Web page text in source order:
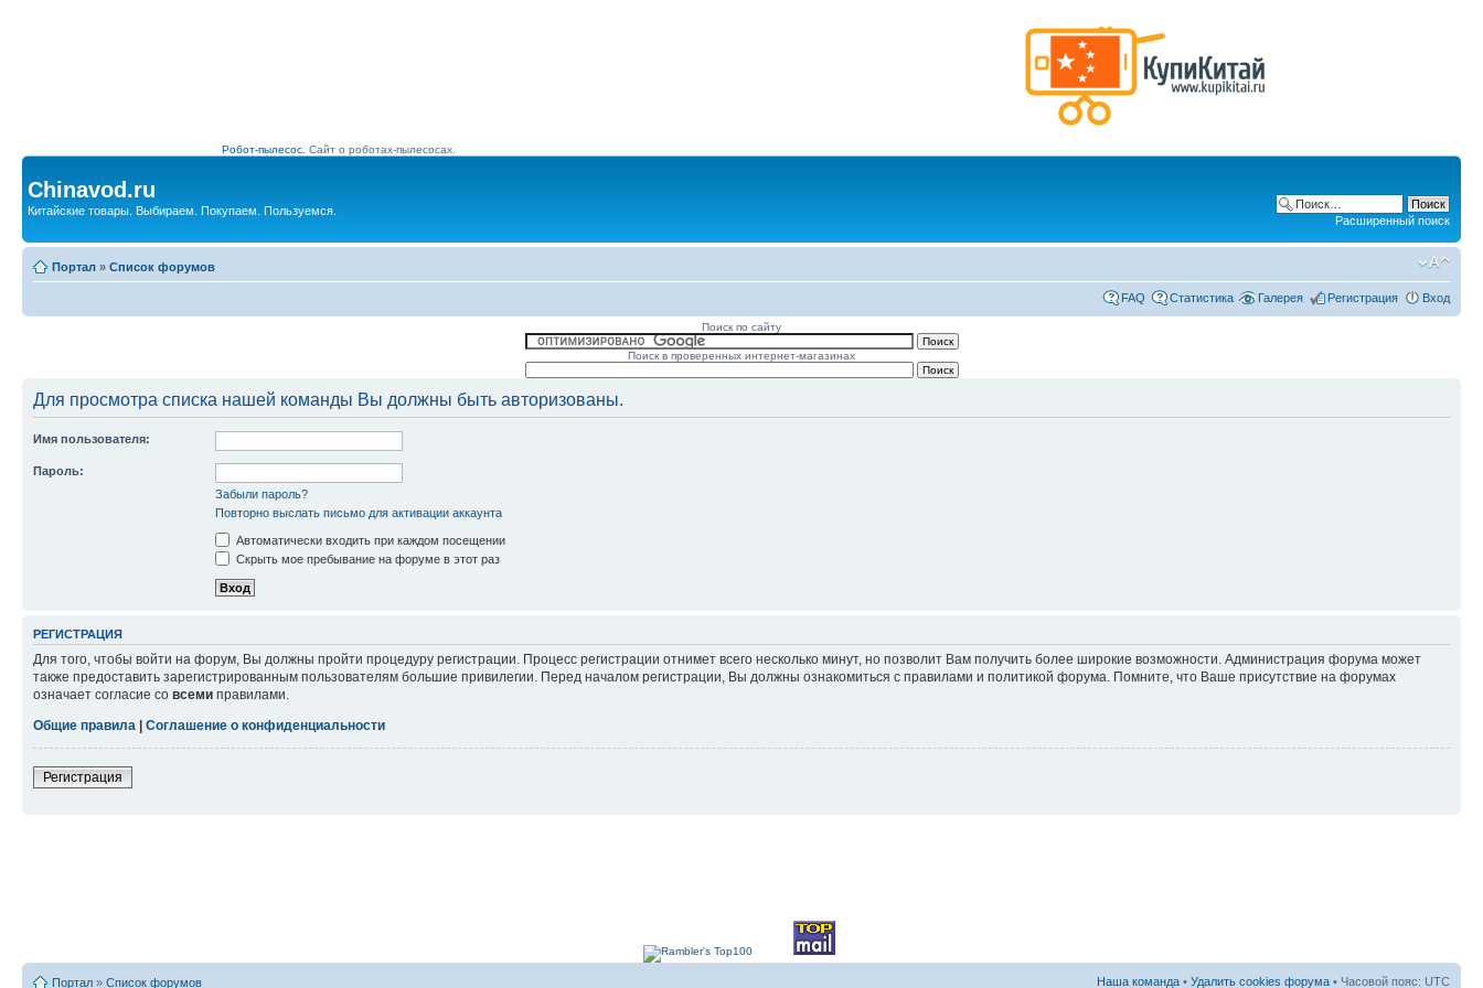
Робот-пылесос. Сайт о роботах-пылесосах.
Chinavod.ru
Китайские товары. Выбираем. Покупаем. Пользуемся.
Расширенный поиск
Портал » Список форумов
FAQ Статистика Галерея Регистрация Вход
Поиск по сайту
Поиск в проверенных интернет-магазинах
Для просмотра списка нашей команды Вы должны быть авторизованы.
Имя пользователя:
Пароль:
Забыли пароль?
Повторно выслать письмо для активации аккаунта
Автоматически входить при каждом посещении
Скрыть мое пребывание на форуме в этот раз
РЕГИСТРАЦИЯ
Для того, чтобы войти на форум, Вы должны пройти процедуру регистрации. Процесс регистрации отнимет всего несколько минут, но позволит Вам получить более широкие возможности. Администрация форума может
также предоставить зарегистрированным пользователям большие привилегии. Перед началом регистрации, Вы должны ознакомиться с правилами и политикой форума. Помните, что Ваше присутствие на форумах
означает согласие со всеми правилами.
Общие правила
Соглашение о конфиденциальности
Регистрация
Портал » Список форумов Наша команда • Удалить cookies форума • Часовой пояс: UTC